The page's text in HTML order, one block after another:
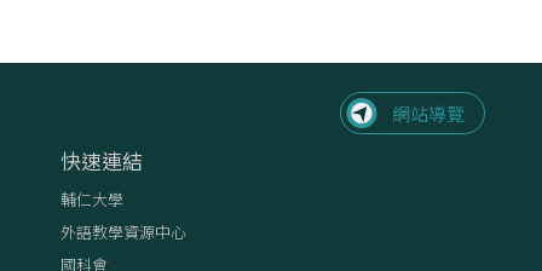
快速連結
輔仁大學
外語教學資源中心
國科會